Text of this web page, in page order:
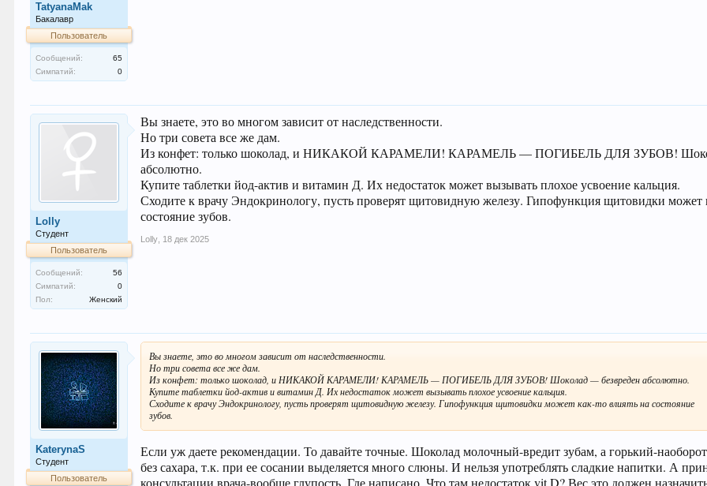
TatyanaMak
Бакалавр
Пользователь
Сообщений:
65
Симпатий:
0
Lolly
Студент
Пользователь
Сообщений:
56
Симпатий:
0
Пол:
Женский
Вы знаете, это во многом зависит от наследственности.
Но три совета все же дам.
Из конфет: только шоколад, и НИКАКОЙ КАРАМЕЛИ! КАРАМЕЛЬ — ПОГИБЕЛЬ ДЛЯ ЗУБОВ!
абсолютно.
Купите таблетки йод-актив и витамин Д. Их недостаток может вызывать плохое усвоение кальция.
Сходите к врачу Эндокринологу, пусть проверят щитовидную железу. Гипофункция щитовидки может
состояние зубов.
Lolly 18 дек 2025
KaterynaS
Студент
Пользователь
Вы знаете, это во многом зависит от наследственности.
Но три совета все же дам.
Из конфет: только шоколад, и НИКАКОЙ КАРАМЕЛИ! КАРАМЕЛЬ — ПОГИБЕЛЬ ДЛЯ ЗУБОВ! Шоколад — безвреден абсолютно.
Купите таблетки йод-актив и витамин Д. Их недостаток может вызывать плохое усвоение кальция.
Сходите к врачу Эндокринологу, пусть проверят щитовидную железу. Гипофункция щитовидки может как-то влиять на состояние
зубов.
Если уж даете рекомендации. То давайте точные. Шоколад молочный-вредит зубам, а горький-
без сахара, т.к. при ее сосании выделяется много слюны. И нельзя употреблять сладкие напитки. А
консультации врача-вообще глупость. Где написано. Что там недостаток vit D? Вес это должен